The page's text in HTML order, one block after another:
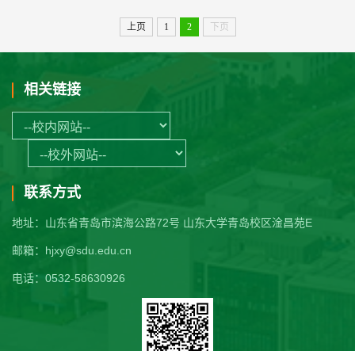
上页 1 2 下页
相关链接
联系方式
地址：山东省青岛市滨海公路72号 山东大学青岛校区淦昌苑E
邮箱：hjxy@sdu.edu.cn
电话：0532-58630926